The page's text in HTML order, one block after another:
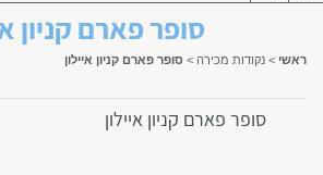
סופר פארם קניון
ראשי > נקודות מכירה > סופר פארם קניון איילון
סופר פארם קניון איילון